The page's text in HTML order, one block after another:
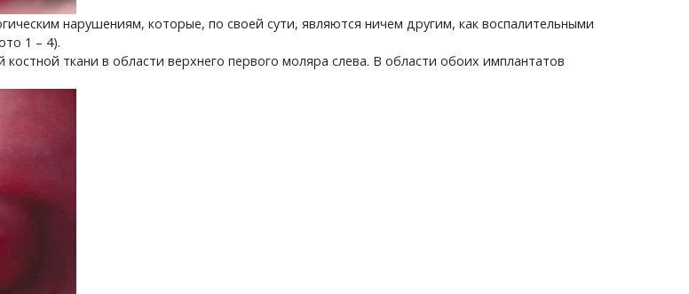
нарушениям, которые, по своей сути, являются ничем другим, как воспалительными
1 – 4).
ткани в области верхнего первого моляра слева. В области обоих имплантатов